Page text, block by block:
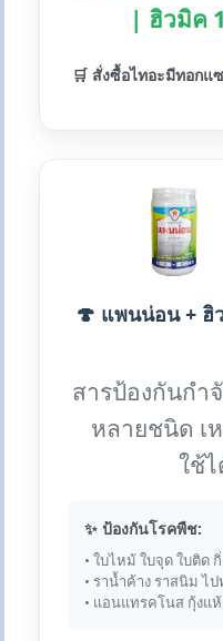
| ฮิวมิค
🛒 สั่งซื้อไทอะมีทอกแ
🍄 แพนน่อน + ฮิ
สารป้องกันกำ
หลายชนิด เ
ใช้
✨ ป้องกันโรคพืช:
• ใบไหม้ ใบจุด ใบติด
• ราน้ำค้าง ราสนิม ไ
• แอนแทรคโนส กุ้งแ